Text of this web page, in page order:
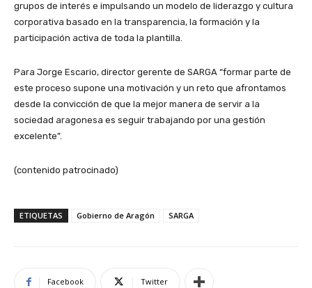
grupos de interés e impulsando un modelo de liderazgo y cultura
corporativa basado en la transparencia, la formación y la
participación activa de toda la plantilla.
Para Jorge Escario, director gerente de SARGA “formar parte de
este proceso supone una motivación y un reto que afrontamos
desde la convicción de que la mejor manera de servir a la
sociedad aragonesa es seguir trabajando por una gestión
excelente”.
(contenido patrocinado)
ETIQUETAS Gobierno de Aragón SARGA
Facebook Twitter